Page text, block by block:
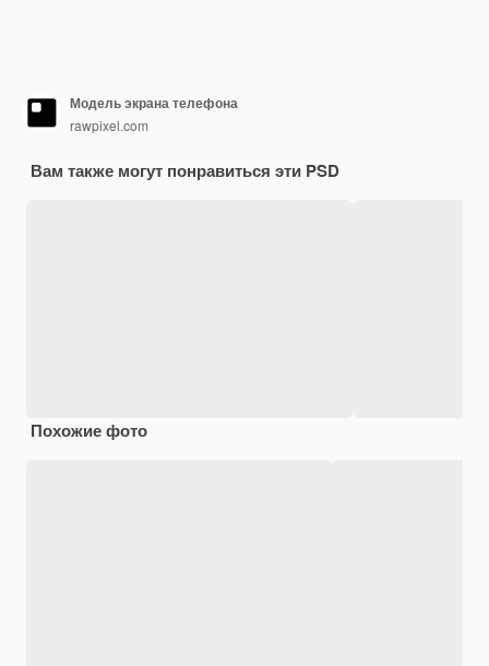
Модель экрана телефона
rawpixel.com
Вам также могут понравиться эти PSD
Похожие фото